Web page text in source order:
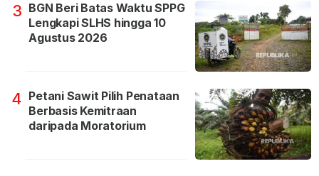
3 BGN Beri Batas Waktu SPPG
Lengkapi SLHS hingga 10
Agustus 2026
4 Petani Sawit Pilih Penataan
Berbasis Kemitraan
daripada Moratorium